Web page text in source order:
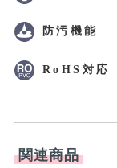
防汚機能
RoHS対応
関連商品